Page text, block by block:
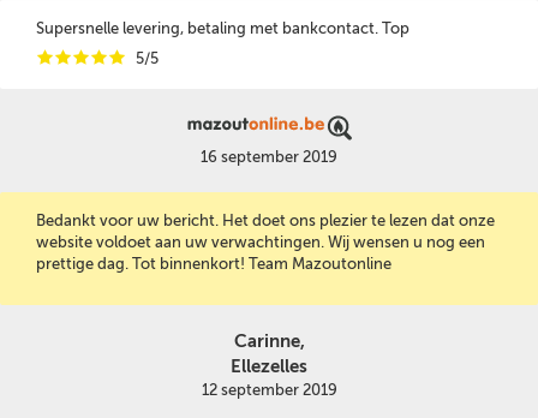
Supersnelle levering, betaling met bankcontact. Top
iiiii 5/5
16 september 2019
Bedankt voor uw bericht. Het doet ons plezier te lezen dat onze
website voldoet aan uw verwachtingen. Wij wensen u nog een
prettige dag. Tot binnenkort! Team Mazoutonline
Carinne,
Ellezelles
12 september 2019